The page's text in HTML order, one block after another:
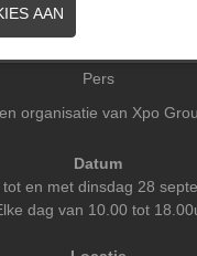
Praktische info
Pers
organisatie van Xpo
Datum
en met dinsdag 28
dag van 10.00 tot